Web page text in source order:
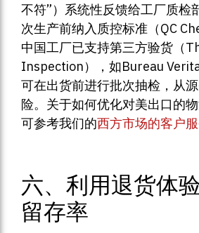
不符”）系统性反馈给工厂质检
次生产前纳入质控标准（QC
中国工厂已支持第三方验货（
Inspection），如Bureau
可在出货前进行批次抽检，从
险。关于如何优化对美出口的
可参考我们的西方市场的客户
六、利用退货体
留存率